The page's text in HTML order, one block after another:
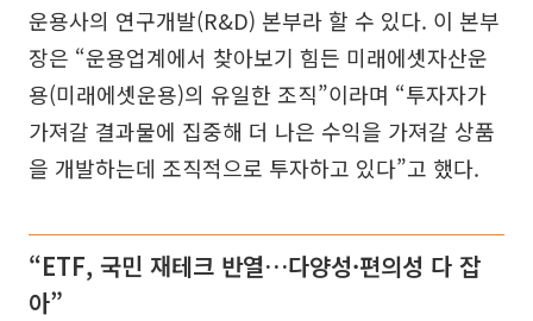
운용사의 연구개발(R&D) 본부라 할 수 있다. 이 본부
장은 “운용업계에서 찾아보기 힘든 미래에셋자산운
용(미래에셋운용)의 유일한 조직”이라며 “투자자가
가져갈 결과물에 집중해 더 나은 수익을 가져갈 상품
을 개발하는데 조직적으로 투자하고 있다”고 했다.
“ETF, 국민 재테크 반열…다양성·편의성 다 잡
아”